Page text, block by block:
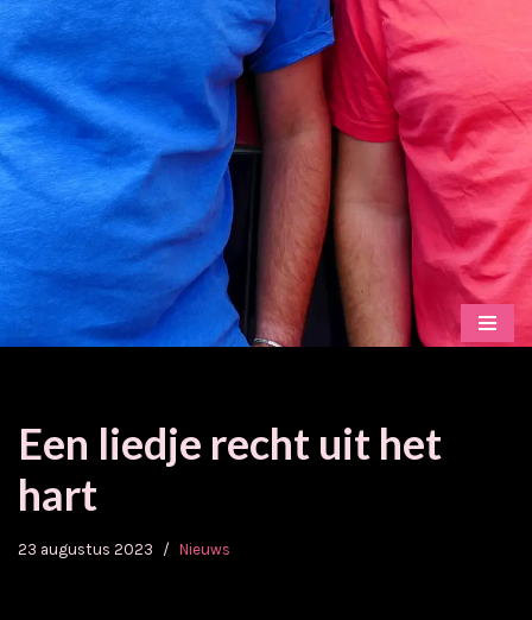
Een liedje recht uit het
hart
23 augustus 2023 Nieuws